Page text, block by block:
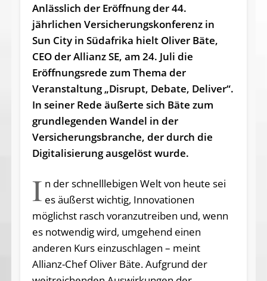
Anlässlich der Eröffnung der 44.
jährlichen Versicherungskonferenz in
Sun City in Südafrika hielt Oliver Bäte,
CEO der Allianz SE, am 24. Juli die
Eröffnungsrede zum Thema der
Veranstaltung „Disrupt, Debate, Deliver“.
In seiner Rede äußerte sich Bäte zum
grundlegenden Wandel in der
Versicherungsbranche, der durch die
Digitalisierung ausgelöst wurde.
I n der schnelllebigen Welt von heute sei
es äußerst wichtig, Innovationen
möglichst rasch vor­an­zu­treiben und, wenn
es notwendig wird, umgehend einen
anderen Kurs einzuschlagen – meint
Allianz-Chef Oliver Bäte. Aufgrund der